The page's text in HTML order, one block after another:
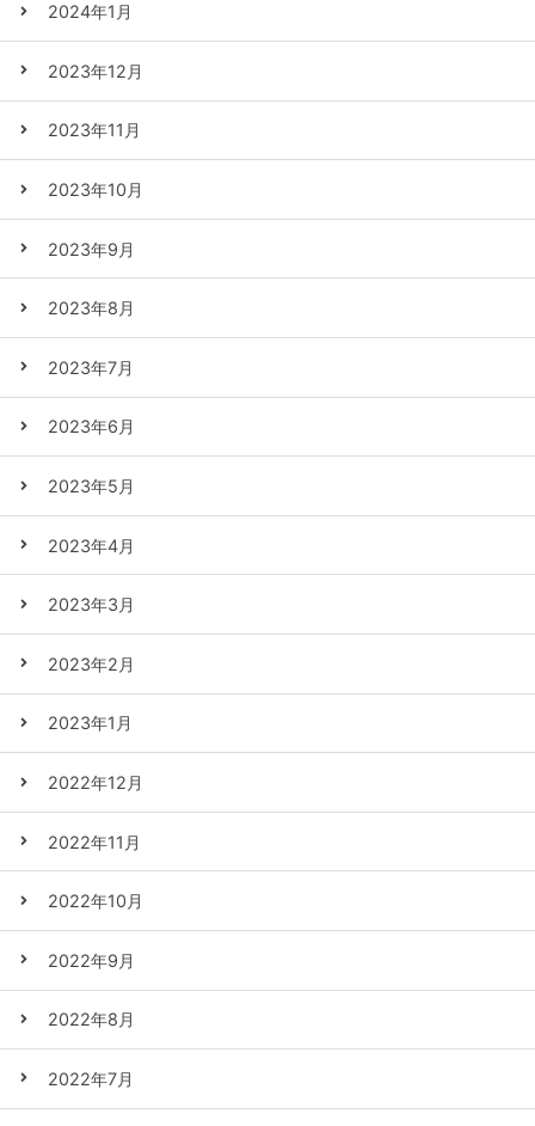
2024年1月
2023年12月
2023年11月
2023年10月
2023年9月
2023年8月
2023年7月
2023年6月
2023年5月
2023年4月
2023年3月
2023年2月
2023年1月
2022年12月
2022年11月
2022年10月
2022年9月
2022年8月
2022年7月